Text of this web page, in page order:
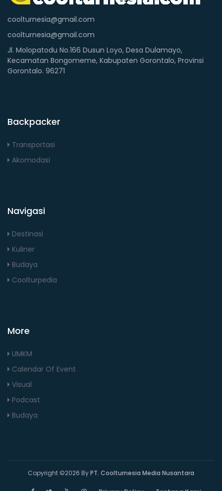
coolturnesia@gmail.com
coolturnesia@gmail.com
Jl. Molopatodu No.166 Dusun Loyo, Desa Dulamayo,
Kecamatan Bongomeme, Kabupaten Gorontalo, Provinsi
Gorontalo. 96271
Backpacker
Transportasi
Akomodasi
Navigasi
Destinasi
Kuliner
Budaya
Coolturpedia
More
UMKM
Calendar Of Event
Visual
Podcast
Budaya
Copyright ©2026 ByPT. Coolturnesia Media Nusantara